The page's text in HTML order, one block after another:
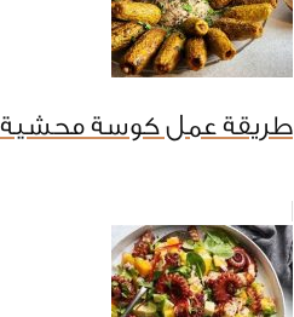
طريقة عمل كوسة محشية